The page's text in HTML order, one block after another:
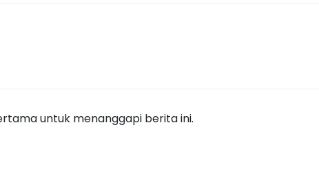
untuk menanggapi berita ini.